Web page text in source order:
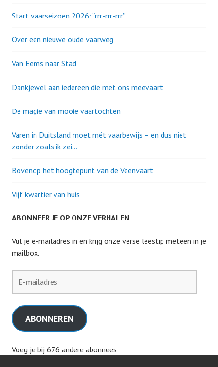
Start vaarseizoen 2026: “rrr-rrr-rrr”
Over een nieuwe oude vaarweg
Van Eems naar Stad
Dankjewel aan iedereen die met ons meevaart
De magie van mooie vaartochten
Varen in Duitsland moet mét vaarbewijs – en dus niet
zonder zoals ik zei…
Bovenop het hoogtepunt van de Veenvaart
Vijf kwartier van huis
ABONNEER JE OP ONZE VERHALEN
Vul je e-mailadres in en krijg onze verse leestip meteen in je
mailbox.
mailadres
ABONNEREN
Voeg je bij 676 andere abonnees